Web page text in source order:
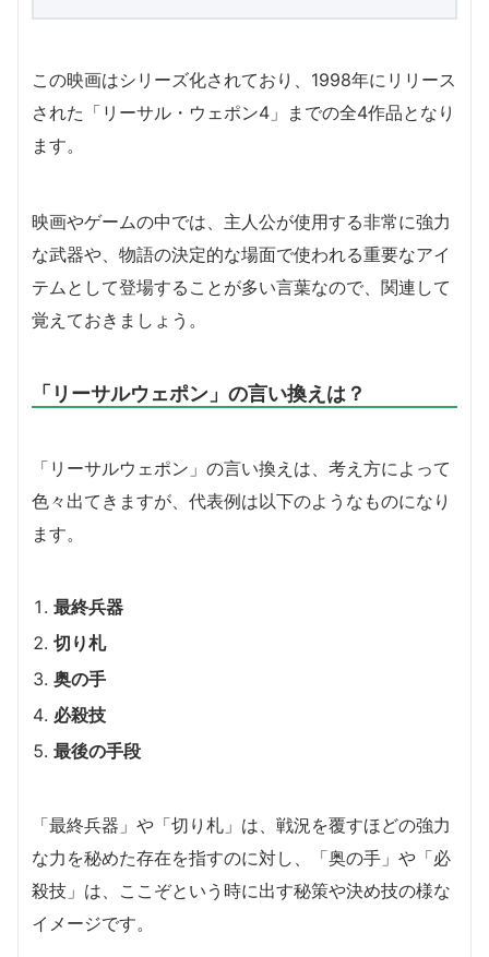
この映画はシリーズ化されており、1998年にリリース
された「リーサル・ウェポン4」までの全4作品となり
ます。
映画やゲームの中では、主人公が使用する非常に強力
な武器や、物語の決定的な場面で使われる重要なアイ
テムとして登場することが多い言葉なので、関連して
覚えておきましょう。
「リーサルウェポン」の言い換えは？
「リーサルウェポン」の言い換えは、考え方によって
色々出てきますが、代表例は以下のようなものになり
ます。
最終兵器
切り札
奥の手
必殺技
最後の手段
「最終兵器」や「切り札」は、戦況を覆すほどの強力
な力を秘めた存在を指すのに対し、「奥の手」や「必
殺技」は、ここぞという時に出す秘策や決め技の様な
イメージです。